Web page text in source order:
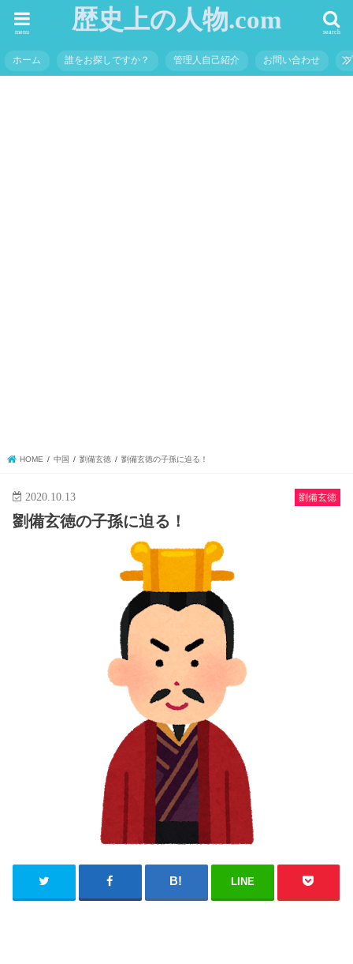
歴史上の人物.com search
menu
ホーム 誰をお探しですか？ 管理人自己紹介 お問い合わせ
HOME 中国 劉備玄徳 劉備玄徳の子孫に迫る！
劉備玄徳
2020.10.13
劉備玄徳の子孫に迫る！
LINE